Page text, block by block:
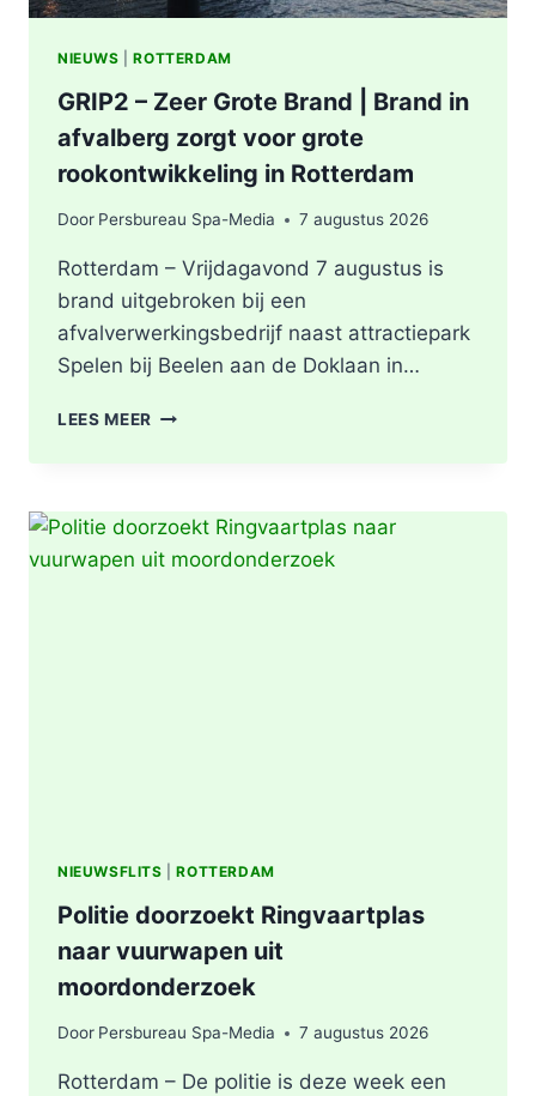
NIEUWS |ROTTERDAM
GRIP2 – Zeer Grote Brand | Brand in
afvalberg zorgt voor grote
rookontwikkeling in Rotterdam
Door Persbureau Spa-Media 7 augustus 2026
Rotterdam – Vrijdagavond 7 augustus is
brand uitgebroken bij een
afvalverwerkingsbedrijf naast attractiepark
Spelen bij Beelen aan de Doklaan in…
LEES MEER GRIP2
BRAND
|
BRAND
NIEUWSFLITS |ROTTERDAM
Politie doorzoekt Ringvaartplas
naar vuurwapen uit
moordonderzoek
Door Persbureau Spa-Media 7 augustus 2026
Rotterdam – De politie is deze week een